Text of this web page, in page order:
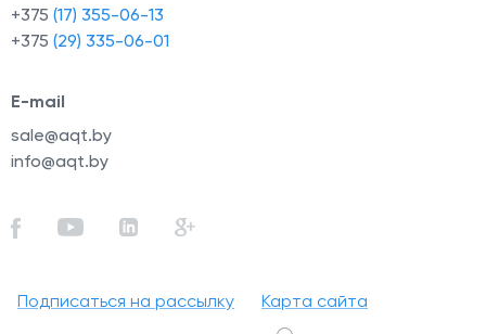
+375 (17) 355-06-13
+375 (29) 335-06-01
E-mail
sale@aqt.by
info@aqt.by
Подписаться на рассылку Карта сайта